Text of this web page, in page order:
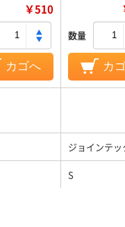
￥510
カゴへ
数量
カ
ジョインテッ
S